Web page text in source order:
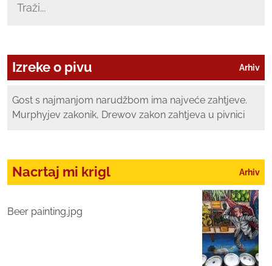
Arhiv
Izreke o pivu
Gost s najmanjom narudžbom ima najveće zahtjeve.
Murphyjev zakonik, Drewov zakon zahtjeva u pivnici
Arhiv
Nacrtaj mi krigl
Beer painting.jpg